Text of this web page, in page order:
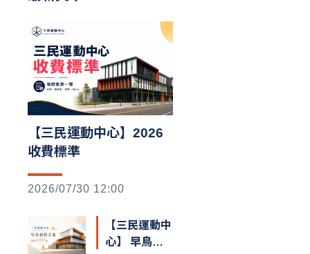
【三民運動中心】2026
收費標準
2026/07/30 12:00
【三民運動中
心】 早鳥預